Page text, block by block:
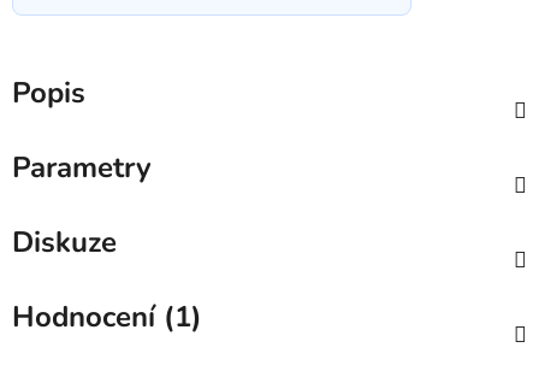
Popis
Parametry
Diskuze
Hodnocení (1)